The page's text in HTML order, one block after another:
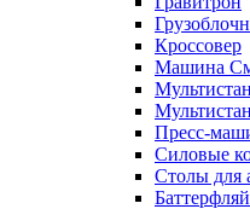
Кроссовер
Машина
Пресс-
Силовые
Столы для
Баттерфляй